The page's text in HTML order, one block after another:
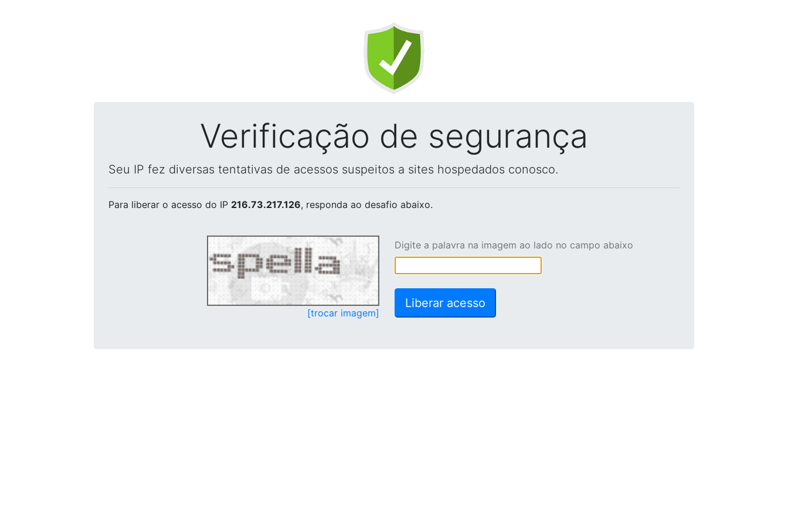
Verificação de segurança
Seu IP fez diversas tentativas de acessos suspeitos a sites hospedados conosco.
Para liberar o acesso do IP 216.73.217.126, responda ao desafio abaixo.
[trocar imagem]
Digite a palavra na imagem ao lado no campo abaixo